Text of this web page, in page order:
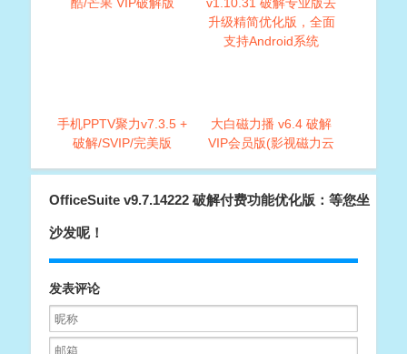
升级精简优化版，全面
支持Android系统
手机PPTV聚力v7.3.5 +
破解/SVIP/完美版
大白磁力播 v6.4 破解
VIP会员版(影视磁力云
OfficeSuite v9.7.14222 破解付费功能优化版：等您坐
沙发呢！
发表评论